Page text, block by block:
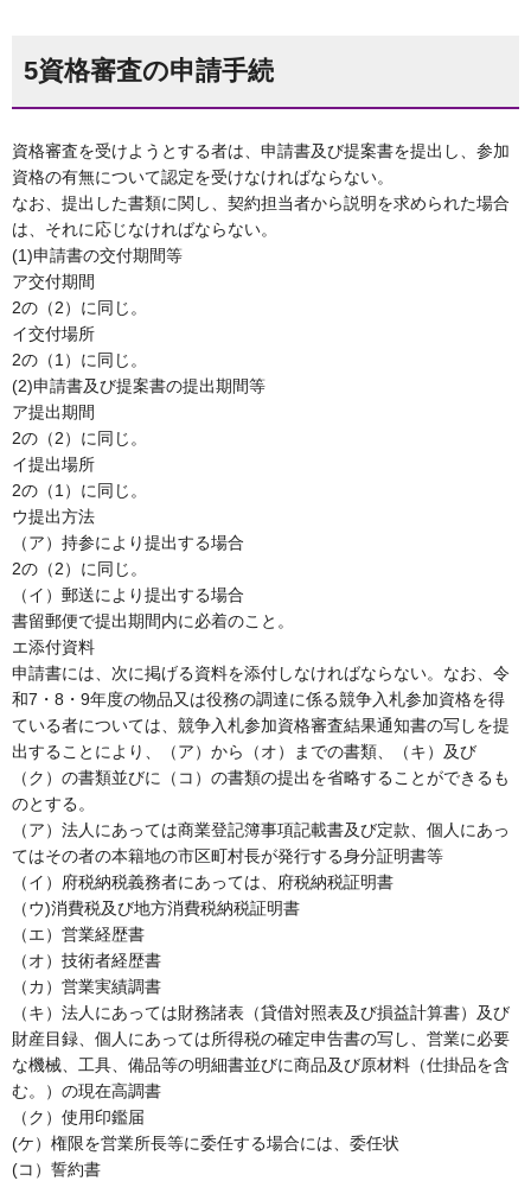
5資格審査の申請手続
資格審査を受けようとする者は、申請書及び提案書を提出し、参加
資格の有無について認定を受けなければならない。
なお、提出した書類に関し、契約担当者から説明を求められた場合
は、それに応じなければならない。
(1)申請書の交付期間等
ア交付期間
2の（2）に同じ。
イ交付場所
2の（1）に同じ。
(2)申請書及び提案書の提出期間等
ア提出期間
2の（2）に同じ。
イ提出場所
2の（1）に同じ。
ウ提出方法
（ア）持参により提出する場合
2の（2）に同じ。
（イ）郵送により提出する場合
書留郵便で提出期間内に必着のこと。
エ添付資料
申請書には、次に掲げる資料を添付しなければならない。なお、令
和7・8・9年度の物品又は役務の調達に係る競争入札参加資格を得
ている者については、競争入札参加資格審査結果通知書の写しを提
出することにより、（ア）から（オ）までの書類、（キ）及び
（ク）の書類並びに（コ）の書類の提出を省略することができるも
のとする。
（ア）法人にあっては商業登記簿事項記載書及び定款、個人にあっ
てはその者の本籍地の市区町村長が発行する身分証明書等
（イ）府税納税義務者にあっては、府税納税証明書
（ウ)消費税及び地方消費税納税証明書
（エ）営業経歴書
（オ）技術者経歴書
（カ）営業実績調書
（キ）法人にあっては財務諸表（貸借対照表及び損益計算書）及び
財産目録、個人にあっては所得税の確定申告書の写し、営業に必要
な機械、工具、備品等の明細書並びに商品及び原材料（仕掛品を含
む。）の現在高調書
（ク）使用印鑑届
(ケ）権限を営業所長等に委任する場合には、委任状
(コ）誓約書